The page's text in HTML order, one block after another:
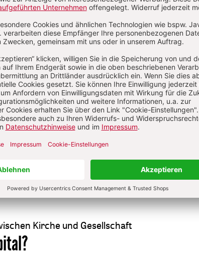
des Hohenheimer Mediengesprächs.Von
Johannes Paul II.
Kirche und Gesellschaft